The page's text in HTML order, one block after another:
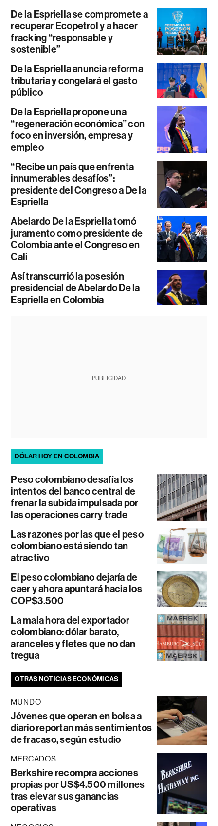
De la Espriella se compromete a
recuperar Ecopetrol y a hacer
fracking “responsable y
sostenible”
De la Espriella anuncia reforma
tributaria y congelará el gasto
público
De la Espriella propone una
“regeneración económica” con
foco en inversión, empresa y
empleo
“Recibe un país que enfrenta
innumerables desafíos”:
presidente del Congreso a De la
Espriella
Abelardo De la Espriella tomó
juramento como presidente de
Colombia ante el Congreso en
Cali
Así transcurrió la posesión
presidencial de Abelardo De la
Espriella en Colombia
PUBLICIDAD
DÓLAR HOY EN COLOMBIA
Peso colombiano desafía los
intentos del banco central de
frenar la subida impulsada por
las operaciones carry trade
Las razones por las que el peso
colombiano está siendo tan
atractivo
El peso colombiano dejaría de
caer y ahora apuntará hacia los
COP$3.500
La mala hora del exportador
colombiano: dólar barato,
aranceles y fletes que no dan
tregua
OTRAS NOTICIAS ECONÓMICAS
MUNDO
Jóvenes que operan en bolsa a
diario reportan más sentimientos
de fracaso, según estudio
MERCADOS
Berkshire recompra acciones
propias por US$4.500 millones
tras elevar sus ganancias
operativas